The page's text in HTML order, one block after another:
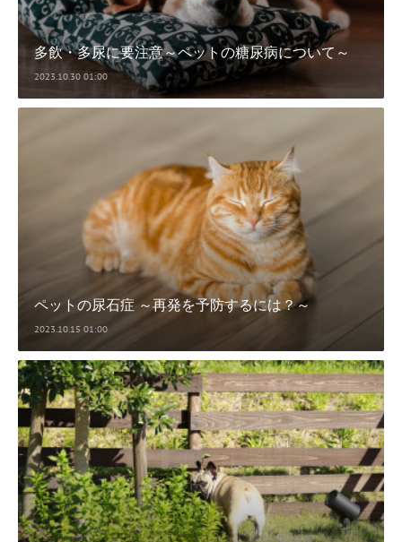
多飲・多尿に要注意～ペットの糖尿病について～
2023.10.30 01:00
ペットの尿石症 ～再発を予防するには？～
2023.10.15 01:00